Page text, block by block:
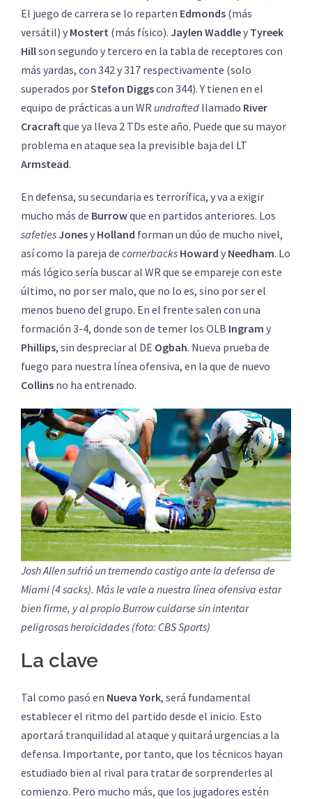
El juego de carrera se lo reparten Edmonds (más
versátil) y Mostert (más físico). Jaylen Waddley Tyreek
Hillson segundo y tercero en la tabla de receptores con
más yardas, con 342 y 317 respectivamente (solo
superados porStefon Diggscon 344). Y tienen en el
equipo de prácticas a un WR undrafted llamado River
Cracraftque ya lleva 2 TDs este año. Puede que su mayor
problema en ataque sea la previsible baja del LT
Armstead.
En defensa, su secundaria es terrorífica, y va a exigir
mucho más de Burrowque en partidos anteriores. Los
safetiesJonesy Holland forman un dúo de mucho nivel,
así como la pareja de cornerbacks Howard y Needham. Lo
más lógico sería buscar al WR que se empareje con este
último, no por ser malo, que no lo es, sino por ser el
menos bueno del grupo. En el frente salen con una
formación 3-4, donde son de temer los OLB Ingram y
Phillips, sin despreciar al DE Ogbah. Nueva prueba de
fuego para nuestra línea ofensiva, en la que de nuevo
Collins no ha entrenado.
Josh Allen sufrió un tremendo castigo ante la defensa de
Miami (4 sacks). Más le vale a nuestra línea ofensiva estar
bien firme, y al propio Burrow cuidarse sin intentar
peligrosas heroicidades (foto: CBS Sports)
La clave
Tal como pasó en Nueva York, será fundamental
establecer el ritmo del partido desde el inicio. Esto
aportará tranquilidad al ataque y quitará urgencias a la
defensa. Importante, por tanto, que los técnicos hayan
estudiado bien al rival para tratar de sorprenderles al
comienzo. Pero mucho más, que los jugadores estén